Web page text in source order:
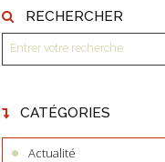
RECHERCHER
CATÉGORIES
Actualité